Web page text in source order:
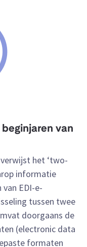
van
het ‘two-
informatie
EDI-e-
tussen twee
doorgaans de
(electronic data
formaten